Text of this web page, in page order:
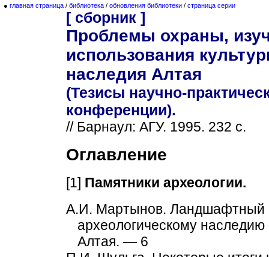
● главная страница / библиотека / обновления библиотеки / страница серии
[ сборник ]
Проблемы охраны,
использования
наследия Алтая
(Тезисы научно-
конференции).
// Барнаул: АГУ. 1995. 232 с.
Оглавление
[1] Памятники археологии.
А.И. Мартынов. Ландшафтный
археологическому наследию
Алтая. — 6